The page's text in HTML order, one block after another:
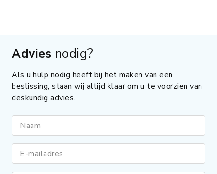
Advies nodig?
Als u hulp nodig heeft bij het maken van een
beslissing, staan wij altijd klaar om u te voorzien van
deskundig advies.
Naam
E-mailadres